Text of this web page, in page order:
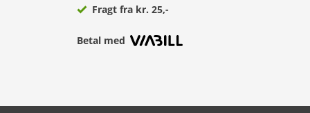
Fragt fra kr. 25,-
Betal med